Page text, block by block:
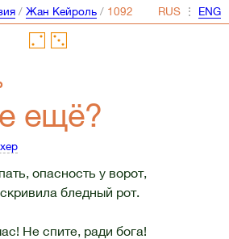
/ Жан Кейроль/ ⋮
ещё?
опасность у ворот,
бледный рот.
Не спите, ради бога!